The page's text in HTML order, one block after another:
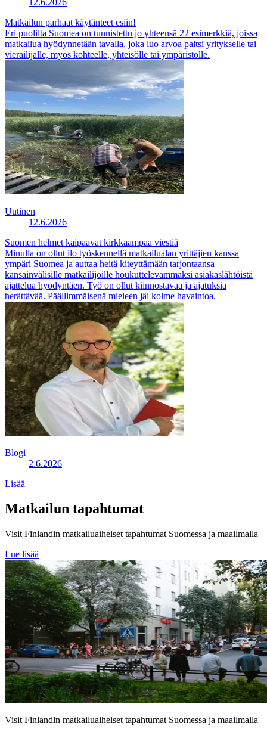
Matkailun parhaat käytänteet esiin!
Eri puolilta Suomea on tunnistettu jo yhteensä 22 esimerkkiä, joissa
matkailua hyödynnetään tavalla, joka luo arvoa paitsi yritykselle tai
vierailijalle, myös kohteelle, yhteisölle tai ympäristölle.
Uutinen
12.6.2026
Suomen helmet kaipaavat kirkkaampaa viestiä
Minulla on ollut ilo työskennellä matkailualan yrittäjien kanssa
ympäri Suomea ja auttaa heitä kiteyttämään tarjontaansa
kansainvälisille matkailijoille houkuttelevammaksi asiakaslähtöistä
ajattelua hyödyntäen. Työ on ollut kiinnostavaa ja ajatuksia
herättävää. Päällimmäisenä mieleen jäi kolme havaintoa.
Blogi
2.6.2026
Lisää
Matkailun tapahtumat
Visit Finlandin matkailuaiheiset tapahtumat Suomessa ja maailmalla
Lue lisää
Visit Finlandin matkailuaiheiset tapahtumat Suomessa ja maailmalla